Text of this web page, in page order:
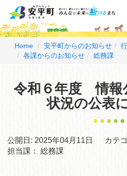
Home 安平町からのお知らせ
各課からのお知らせ
総務課
令和６年度 情報
状況の公表
公開日: 2025年04月11日 カテ
担当課：
総務課